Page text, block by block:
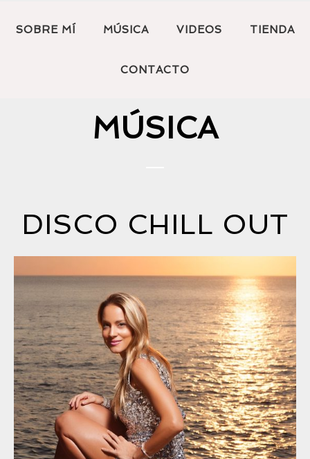
SOBRE MÍ MÚSICA VIDEOS TIENDA
CONTACTO
MÚSICA
DISCO CHILL OUT